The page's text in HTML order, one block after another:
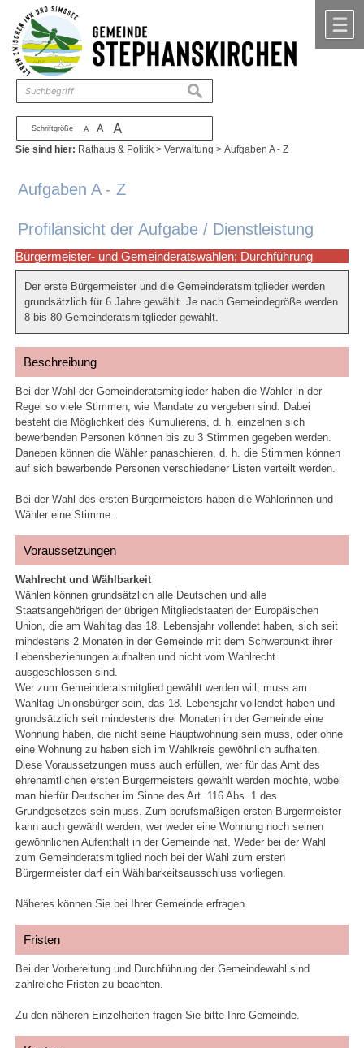
Zum Inhalt ,zur Navigation
Schriftgröße A A A
suchen
Sie sind hier: Rathaus & Politik >Verwaltung >Aufgaben A - Z
Aufgaben A - Z
Profilansicht der Aufgabe / Dienstleistung
Bürgermeister- und Gemeinderatswahlen; Durchführung
Der erste Bürgermeister und die Gemeinderatsmitglieder werden
grundsätzlich für 6 Jahre gewählt. Je nach Gemeindegröße werden
8 bis 80 Gemeinderatsmitglieder gewählt.
Beschreibung
Bei der Wahl der Gemeinderatsmitglieder haben die Wähler in der
Regel so viele Stimmen, wie Mandate zu vergeben sind. Dabei
besteht die Möglichkeit des Kumulierens, d. h. einzelnen sich
bewerbenden Personen können bis zu 3 Stimmen gegeben werden.
Daneben können die Wähler panaschieren, d. h. die Stimmen können
auf sich bewerbende Personen verschiedener Listen verteilt werden.
Bei der Wahl des ersten Bürgermeisters haben die Wählerinnen und
Wähler eine Stimme.
Voraussetzungen
Wahlrecht und Wählbarkeit
Wählen können grundsätzlich alle Deutschen und alle
Staatsangehörigen der übrigen Mitgliedstaaten der Europäischen
Union, die am Wahltag das 18. Lebensjahr vollendet haben, sich seit
mindestens 2 Monaten in der Gemeinde mit dem Schwerpunkt ihrer
Lebensbeziehungen aufhalten und nicht vom Wahlrecht
ausgeschlossen sind.
Wer zum Gemeinderatsmitglied gewählt werden will, muss am
Wahltag Unionsbürger sein, das 18. Lebensjahr vollendet haben und
grundsätzlich seit mindestens drei Monaten in der Gemeinde eine
Wohnung haben, die nicht seine Hauptwohnung sein muss, oder ohne
eine Wohnung zu haben sich im Wahlkreis gewöhnlich aufhalten.
Diese Voraussetzungen muss auch erfüllen, wer für das Amt des
ehrenamtlichen ersten Bürgermeisters gewählt werden möchte, wobei
man hierfür Deutscher im Sinne des Art. 116 Abs. 1 des
Grundgesetzes sein muss. Zum berufsmäßigen ersten Bürgermeister
kann auch gewählt werden, wer weder eine Wohnung noch seinen
gewöhnlichen Aufenthalt in der Gemeinde hat. Weder bei der Wahl
zum Gemeinderatsmitglied noch bei der Wahl zum ersten
Bürgermeister darf ein Wählbarkeitsausschluss vorliegen.
Näheres können Sie bei Ihrer Gemeinde erfragen.
Fristen
Bei der Vorbereitung und Durchführung der Gemeindewahl sind
zahlreiche Fristen zu beachten.
Zu den näheren Einzelheiten fragen Sie bitte Ihre Gemeinde.